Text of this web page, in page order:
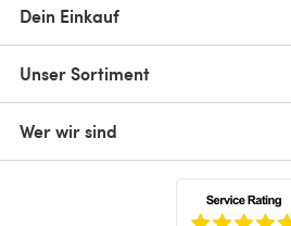
Dein Einkauf
Unser Sortiment
Wer wir sind